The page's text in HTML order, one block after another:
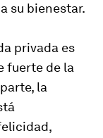
su bienestar.
privada es
fuerte de la
la